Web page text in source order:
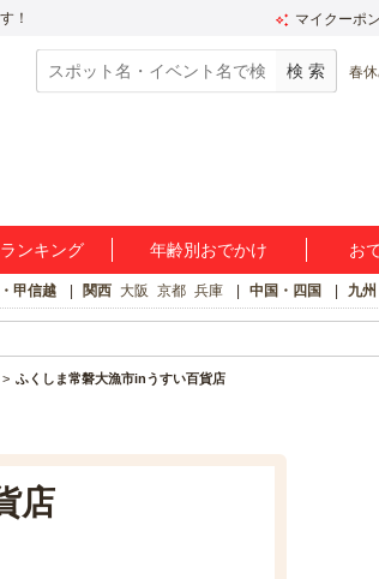
！ マイクーポン
春
ランキング 年齢別おでかけ お
甲信越 関西 大阪 京都 兵庫 中国・四国 九
ふくしま常磐大漁市inうすい百貨店
店